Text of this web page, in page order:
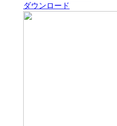
ダウンロード